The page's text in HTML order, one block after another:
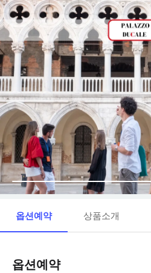
옵션예약 상품소개
옵션예약